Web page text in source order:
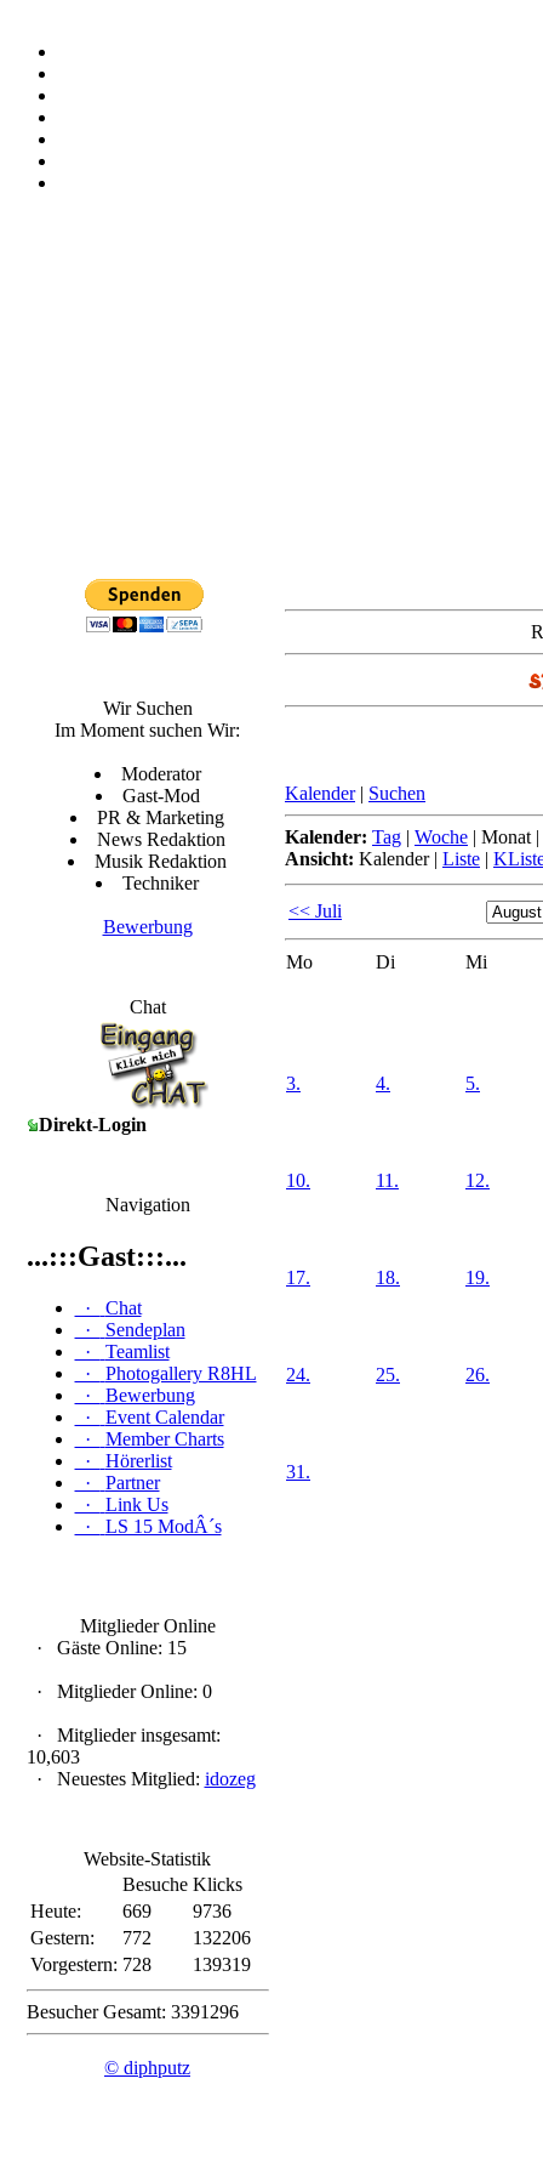
Wir Suchen
Im Moment suchen Wir:
Moderator
Gast-Mod
PR & Marketing
News Redaktion
Musik Redaktion
Techniker
Bewerbung
Chat
Direkt-Login
Navigation
...:::Gast:::...
·
Chat
·
Sendeplan
·
Teamlist
·
Photogallery R8HL
·
Bewerbung
·
Event Calendar
·
Member Charts
·
Hörerlist
·
Partner
·
Link Us
·
LS 15 ModÂ´s
Mitglieder Online
·
Gäste Online: 15
· Mitglieder Online: 0
·
Mitglieder insgesamt:
10,603
·
Neuestes Mitglied: idozeg
Website-Statistik
Besuche Klicks
Heute:
669
9736
Gestern:
772
132206
Vorgestern: 728 139319
Besucher Gesamt: 3391296
© diphputz
Kalender | Suchen
Kalender: Tag | Woche | Monat |
Ansicht: Kalender| Liste |
<< Juli
Mo Di Mi
3. 4. 5.
10. 11. 12.
17. 18. 19.
24. 25. 26.
31.